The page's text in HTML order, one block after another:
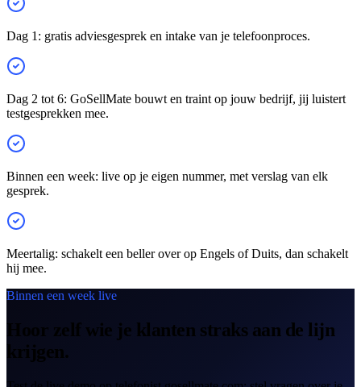
Dag 1: gratis adviesgesprek en intake van je telefoonproces.
Dag 2 tot 6: GoSellMate bouwt en traint op jouw bedrijf, jij luistert
testgesprekken mee.
Binnen een week: live op je eigen nummer, met verslag van elk
gesprek.
Meertalig: schakelt een beller over op Engels of Duits, dan schakelt
hij mee.
Binnen een week live
Hoor zelf wie je klanten straks aan de lijn
krijgen.